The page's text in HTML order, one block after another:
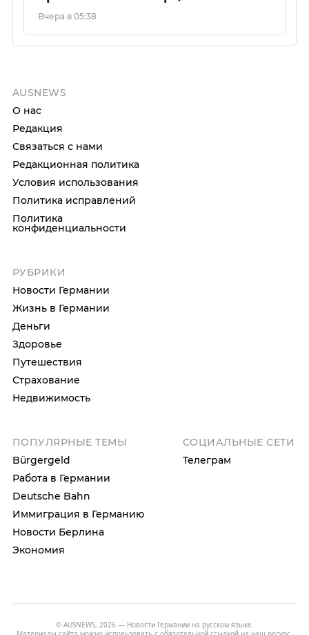
Вчера в 05:38
AUSNEWS
О нас
Редакция
Связаться с нами
Редакционная политика
Условия использования
Политика исправлений
Политика
конфиденциальности
РУБРИКИ
Новости Германии
Жизнь в Германии
Деньги
Здоровье
Путешествия
Страхование
Недвижимость
ПОПУЛЯРНЫЕ ТЕМЫ
Bürgergeld
Работа в Германии
Deutsche Bahn
Иммиграция в Германию
Новости Берлина
Экономия
СОЦИАЛЬНЫЕ СЕТИ
Телеграм
© AUSNEWS, 2026 — Новости Германии на русском языке.